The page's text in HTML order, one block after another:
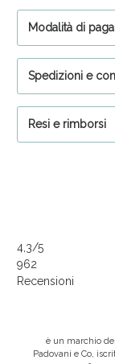
Modalità di
Spedizioni e
Resi e rimborsi
4,3/5
962
Recensioni
è un marchio
Padovani e Co,